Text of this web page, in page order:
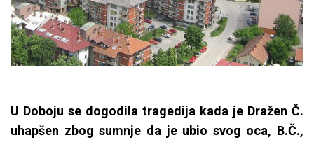
U Doboju se dogodila tragedija kada je Dražen Č.
uhapšen zbog sumnje da je ubio svog oca, B.Č.,